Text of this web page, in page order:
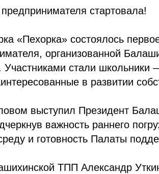
стартовала!
«Пехорка» состоялось
организованной
Участниками стали школьники
в развитии
выступил Президент
важность раннего
и готовность Палаты
ТПП Александр